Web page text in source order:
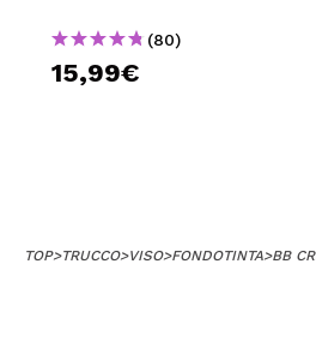
(80)
15,99€
TOP>TRUCCO>VISO>FONDOTINTA>BB